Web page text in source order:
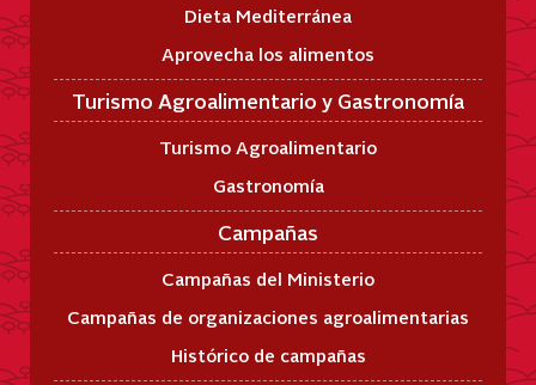
Dieta Mediterránea
Aprovecha los alimentos
Turismo Agroalimentario y Gastronomía
Turismo Agroalimentario
Gastronomía
Campañas
Campañas del Ministerio
Campañas de organizaciones agroalimentarias
Histórico de campañas